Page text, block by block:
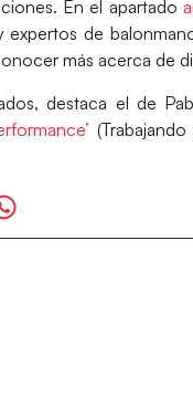
En el apartado
expertos de
más acerca de
destaca el de